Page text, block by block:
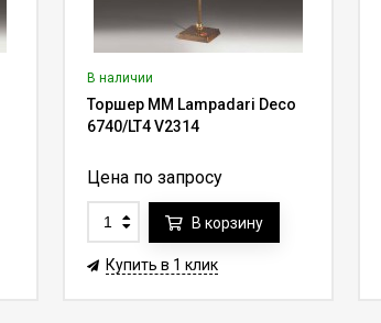
В наличии
Торшер MM Lampadari Deco
6740/LT4 V2314
Цена по запросу
В корзину
Купить в 1 клик